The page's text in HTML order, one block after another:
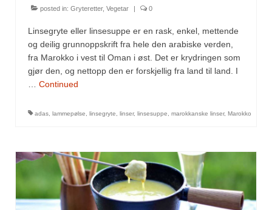
Krydder, oppskrifter
Albóndigaskrydder
Brennesle
Cajunkrydder, sterkt
Estragon
posted in: Gryteretter, Vegetar | 0
Linsegryte eller linsesuppe er en rask, enkel, mettende
og deilig grunnoppskrift fra hele den arabiske verden,
fra Marokko i vest til Oman i øst. Det er krydringen som
gjør den, og nettopp den er forskjellig fra land til land. I
Continued
adas lammepølse linsegryte linser, linsesuppe marokkanske linser, Marokko